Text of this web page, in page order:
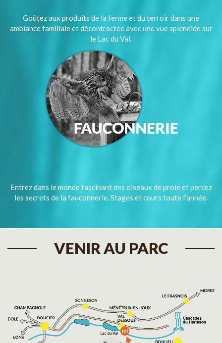
Goûtez aux produits de la ferme et du terroir dans une
ambiance familiale et décontractée avec une vue splendide sur
le Lac du Val.
Entrez dans le monde fascinant des oiseaux de proie et percez
les secrets de la fauconnerie. Stages et cours toute l’année.
VENIR AU PARC